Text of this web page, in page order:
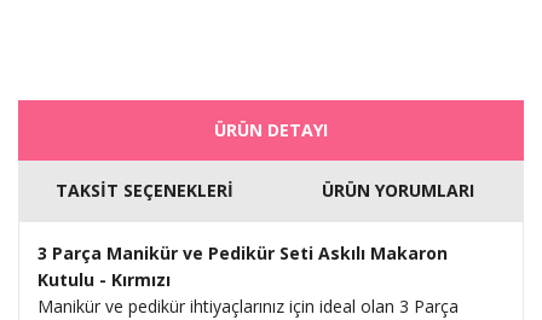
ÜRÜN DETAYI
TAKSİT SEÇENEKLERİ ÜRÜN YORUMLARI
3 Parça Manikür ve Pedikür Seti Askılı Makaron
Kutulu - Kırmızı
Manikür ve pedikür ihtiyaçlarınız için ideal olan 3 Parça